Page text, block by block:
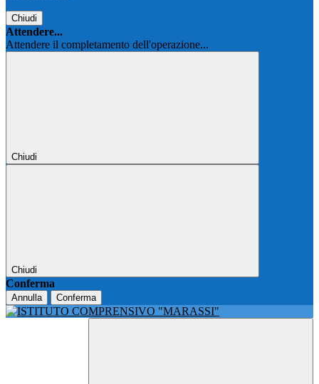
Chiudi
Attendere...
Attendere il completamento dell'operazione...
Chiudi
Chiudi
Conferma
Annulla Conferma